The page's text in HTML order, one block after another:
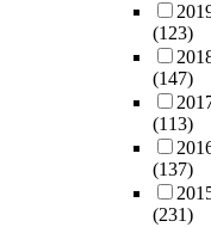
(123)
(147)
(113)
(137)
(231)